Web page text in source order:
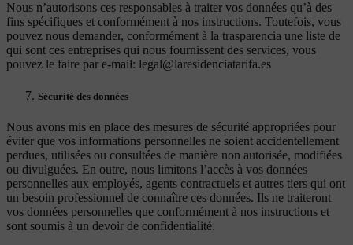
Nous n’autorisons ces responsables à traiter vos données qu’à des
fins spécifiques et conformément à nos instructions. Toutefois, vous
pouvez nous demander, conformément à la trasparencia une liste de
qui sont ces entreprises qui nous fournissent des services, vous
pouvez le faire par e-mail: legal@laresidenciatarifa.es
Sécurité des données
Nous avons mis en place des mesures de sécurité appropriées pour
éviter que vos informations personnelles ne soient accidentellement
perdues, utilisées ou consultées de manière non autorisée, modifiées
ou divulguées. En outre, nous limitons l’accès à vos données
personnelles aux employés, agents contractuels et autres tiers qui ont
un besoin professionnel de connaître ces données. Ils ne traiteront
vos données personnelles que conformément à nos instructions et
sont soumis à un devoir de confidentialité.